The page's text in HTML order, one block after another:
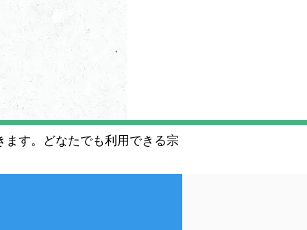
す。どなたでも利用できる宗